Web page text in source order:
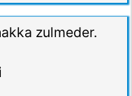
zulmeder.